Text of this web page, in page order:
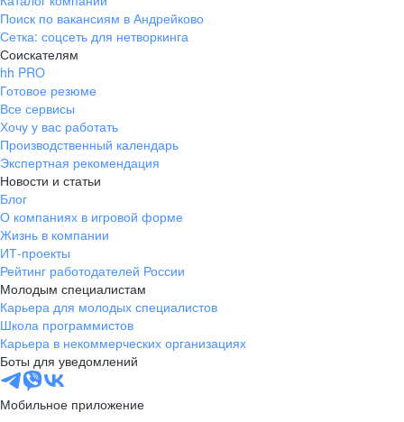
Поиск по вакансиям в Андрейково
Сетка: соцсеть для нетворкинга
Соискателям
hh PRO
Готовое резюме
Все сервисы
Хочу у вас работать
Производственный календарь
Экспертная рекомендация
Новости и статьи
Блог
О компаниях в игровой форме
Жизнь в компании
ИТ-проекты
Рейтинг работодателей России
Молодым специалистам
Карьера для молодых специалистов
Школа программистов
Карьера в некоммерческих организациях
Боты для уведомлений
Мобильное приложение